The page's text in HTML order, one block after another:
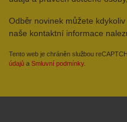
Odběr novinek můžete
naše kontaktní informace
Tento web je chráněn službou
údajů a Smluvní podmínky.